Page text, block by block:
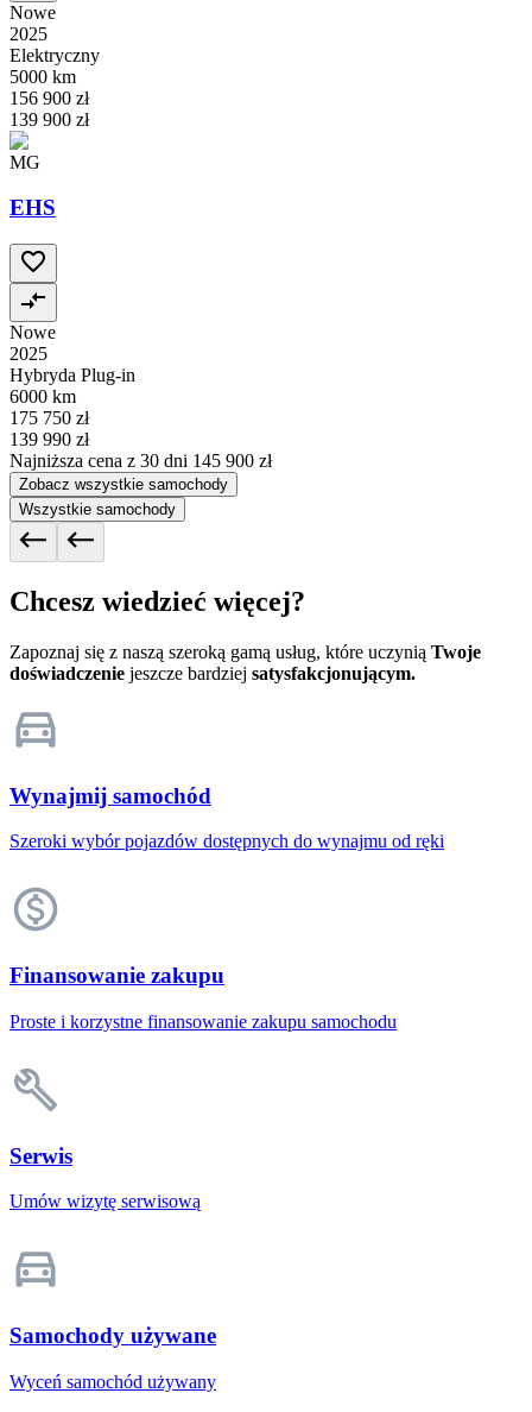
Nowe
2025
Elektryczny
5000 km
156 900 zł
139 900 zł
MG
EHS
Nowe
2025
Hybryda Plug-in
6000 km
175 750 zł
139 990 zł
Najniższa cena z 30 dni 145 900 zł
Zobacz wszystkie samochody
Wszystkie samochody
Chcesz wiedzieć więcej?
Zapoznaj się z naszą szeroką gamą usług, które uczynią Twoje
doświadczenie jeszcze bardziej satysfakcjonującym.
Wynajmij samochód
Szeroki wybór pojazdów dostępnych do wynajmu od ręki
Finansowanie zakupu
Proste i korzystne finansowanie zakupu samochodu
Serwis
Umów wizytę serwisową
Samochody używane
Wyceń samochód używany